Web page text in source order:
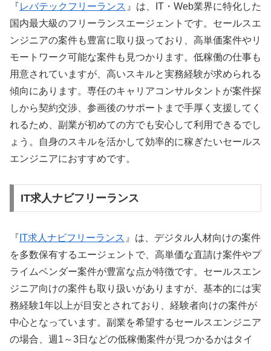
『レバテックフリーランス 』は、IT・Web業界に特化した
国内最大級のフリーランスエージェントです。セールスエ
ンジニアの案件も豊富に取り扱っており、高単価案件やリ
モートワーク可能な案件も見つかります。低稼働の仕事も
用意されていますが、高いスキルと実務経験が求められる
傾向にあります。専任のキャリアコンサルタントが案件探
しから契約交渉、参画後のサポートまで手厚く支援してく
れるため、副業が初めての方でも安心して利用できるでし
ょう。自身のスキルを活かして効率的に稼ぎたいセールス
エンジニアにおすすめです。
IT求人ナビフリーランス
『 IT求人ナビフリーランス 』は、デジタル人材向けの案件
を多数保有するエージェントで、高単価な直請け案件やプ
ライムベンダー案件が豊富な点が特徴です。セールスエン
ジニア向けの案件も取り扱いがありますが、基本的には実
務経験1年以上が目安とされており、経験者向けの案件が
中心となっています。副業を希望するセールスエンジニア
の場合、週1～3日などの低稼働案件が見つかるかはタイ